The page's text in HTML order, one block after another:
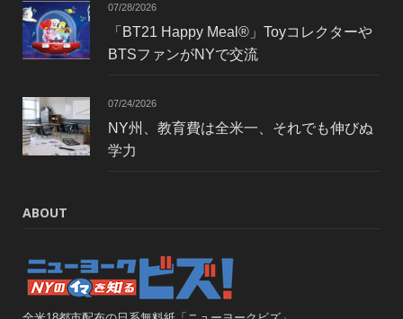
07/28/2026
「BT21 Happy Meal®」Toyコレクターや
BTSファンがNYで交流
07/24/2026
NY州、教育費は全米一、それでも伸びぬ
学力
ABOUT